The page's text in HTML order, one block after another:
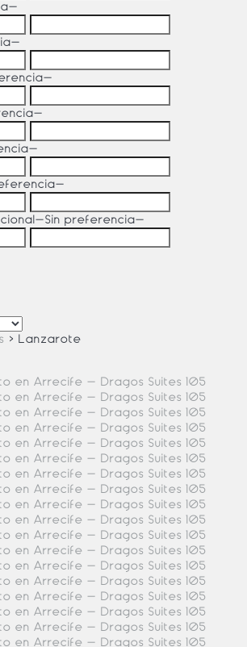
-Sin preferencia-
› Lanzarote